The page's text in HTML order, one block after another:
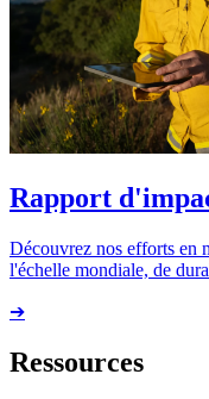
Rapport
Découvrez nos efforts en
l'échelle mondiale, de
➔
Ressources